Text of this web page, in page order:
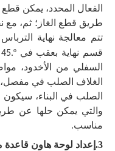
الفعال المحدد، يمكن
طريق قطع الغاز؛ ثم، مع
تتم معالجة نهاية
قسم نهاية بعقب في 30º
السفلي من الأخدود،
الغلاف الصلب في مفصل،
الصلب في البناء،
والتي يمكن حلها عن
مناسب.
3. إعداد لوحة هاون قاعدة